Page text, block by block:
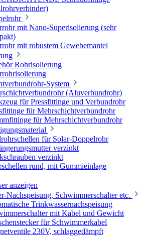
mit Nano-Superisolierung (sehr
mit robustem Gewebemantel
Rohrisolierung
System
(Aluverbundrohr)
für Pressfittinge und Verbundrohr
für Mehrschichtverbundrohr
für Mehrschichtverbundrohr
für Solar-Doppelrohr
verzinkt
verzinkt
rund, mit Gummieinlage
anzeigen
Nachspeisung, Schwimmerschalter etc.
Trinkwassernachspeisung
mit Kabel und Gewicht
für Schwimmerkabel
230V, schlaggedämpft